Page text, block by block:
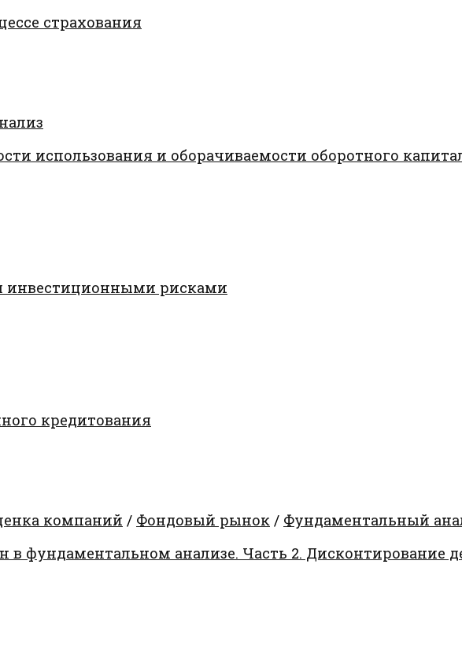
страхования
использования и оборачиваемости оборотного
инвестиционными рисками
кредитования
компаний / Фондовый рынок / Фундаментальный
в фундаментальном анализе. Часть 2. Дисконтирование